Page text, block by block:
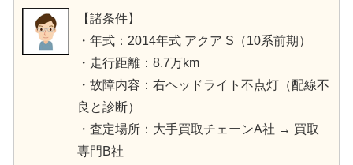
【諸条件】
・年式：2014年式 アクア S（10系前期）
・走行距離：8.7万km
・故障内容：右ヘッドライト不点灯（配線不
良と診断）
・査定場所：大手買取チェーンA社 → 買取
専門B社